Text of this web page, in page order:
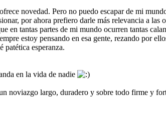
novedad. Pero no puedo escapar de mi
por ahora prefiero darle más relevancia a
tantas partes de mi mundo ocurren tantas
estoy pensando en esa gente, rezando por
patética esperanza.
en la vida de nadie
noviazgo largo, duradero y sobre todo firme y